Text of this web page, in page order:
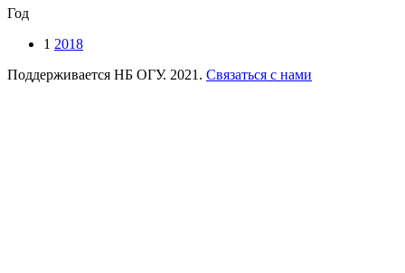
Год
1 2018
Поддерживается НБ ОГУ. 2021. Связаться с нами